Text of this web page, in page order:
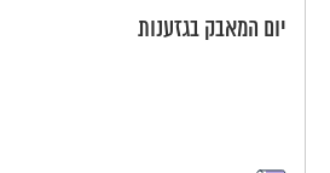
יום המאבק בגזענות